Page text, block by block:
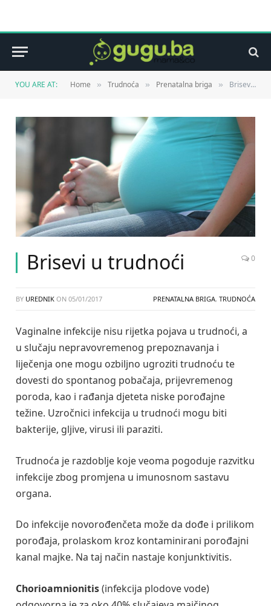
YOU ARE AT: Home » Trudnoća » Prenatalna briga » Brisevi u trudnoći
Brisevi u trudnoći 0
BY UREDNIK ON 05/01/2017 PRENATALNA BRIGA, TRUDNOĆA
Vaginalne infekcije nisu rijetka pojava u trudnoći, a
u slučaju nepravovremenog prepoznavanja i
liječenja one mogu ozbiljno ugroziti trudnoću te
dovesti do spontanog pobačaja, prijevremenog
poroda, kao i rađanja djeteta niske porođajne
težine. Uzročnici infekcija u trudnoći mogu biti
bakterije, gljive, virusi ili paraziti.
Trudnoća je razdoblje koje veoma pogoduje razvitku
infekcije zbog promjena u imunosnom sastavu
organa.
Do infekcije novorođenčeta može da dođe i prilikom
porođaja, prolaskom kroz kontaminirani porođajni
kanal majke. Na taj način nastaje konjunktivitis.
Chorioamnionitis(infekcija plodove vode)